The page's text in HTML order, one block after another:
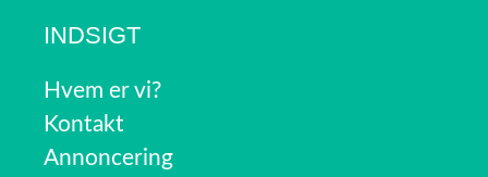
INDSIGT
Hvem er vi?
Kontakt
Annoncering